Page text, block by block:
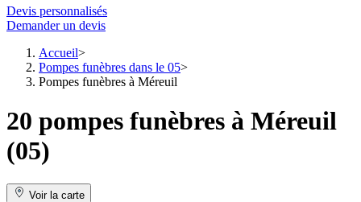
Devis personnalisés
Demander un devis
Accueil
Pompes funèbres dans le 05
Pompes funèbres à Méreuil
20 pompes funèbres à Méreuil
(05)
Voir la carte